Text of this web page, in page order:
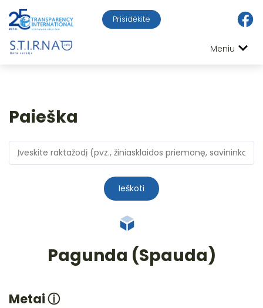
Prisidėkite
Meniu
Paieška
Ieškoti
Pagunda (Spauda)
Metaiⓘ